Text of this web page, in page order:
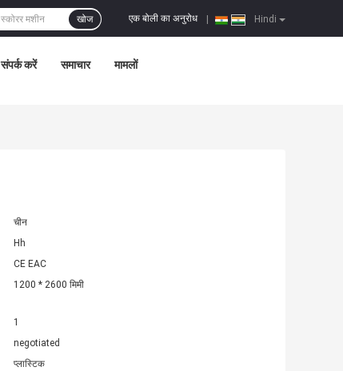
Hindi
एक बोली का अनुरोध
खोज
संपर्क करें समाचार मामलों
चीन
Hh
CE EAC
1200 * 2600 मिमी
1
negotiated
प्लास्टिक